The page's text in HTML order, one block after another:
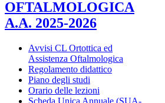
OFTALMOLOGICA
A.A. 2025-2026
Avvisi CL Ortottica ed
Assistenza Oftalmologica
Regolamento didattico
Piano degli studi
Orario delle lezioni
Scheda Unica Annuale (SUA-